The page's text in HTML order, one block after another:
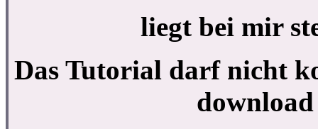
liegt bei mir
Das Tutorial darf nicht